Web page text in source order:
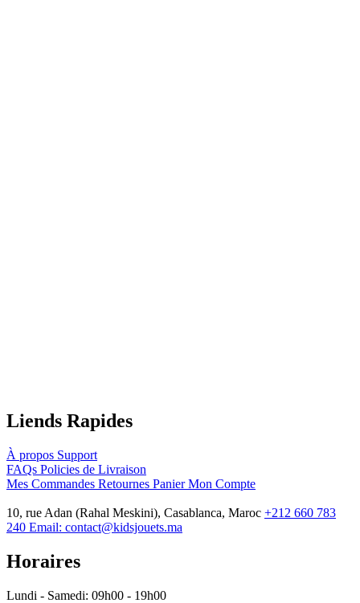
Liends Rapides
À propos Support
FAQs Policies de Livraison
Mes Commandes Retournes Panier Mon Compte
10, rue Adan (Rahal Meskini), Casablanca, Maroc +212 660 783
240 Email: contact@kidsjouets.ma
Horaires
Lundi - Samedi: 09h00 - 19h00